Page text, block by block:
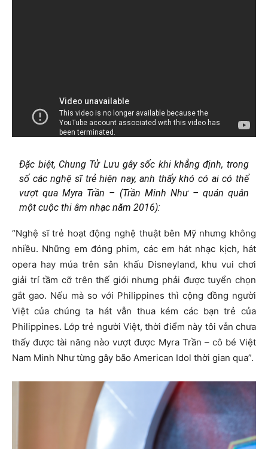
Đặc biệt, Chung Tử Lưu gây sốc khi khẳng định, trong
số các nghệ sĩ trẻ hiện nay, anh thấy khó có ai có thể
vượt qua Myra Trần – (Trần Minh Như – quán quân
một cuộc thi âm nhạc năm 2016):
“Nghệ sĩ trẻ hoạt động nghệ thuật bên Mỹ nhưng không
nhiều. Những em đóng phim, các em hát nhạc kịch, hát
opera hay múa trên sân khấu Disneyland, khu vui chơi
giải trí tầm cỡ trên thế giới nhưng phải được tuyển chọn
gắt gao. Nếu mà so với Philippines thì cộng đồng người
Việt của chúng ta hát vẫn thua kém các bạn trẻ của
Philippines. Lớp trẻ người Việt, thời điểm này tôi vẫn chưa
thấy được tài năng nào vượt được Myra Trần – cô bé Việt
Nam Minh Như từng gây bão American Idol thời gian qua”.